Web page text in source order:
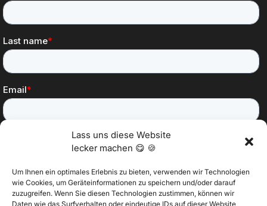
Lass uns diese Website
lecker machen 😋 🍪
Um Ihnen ein optimales Erlebnis zu bieten, verwenden wir Technologien
wie Cookies, um Geräteinformationen zu speichern und/oder darauf
zuzugreifen. Wenn Sie diesen Technologien zustimmen, können wir
Daten wie das Surfverhalten oder eindeutige IDs auf dieser Website